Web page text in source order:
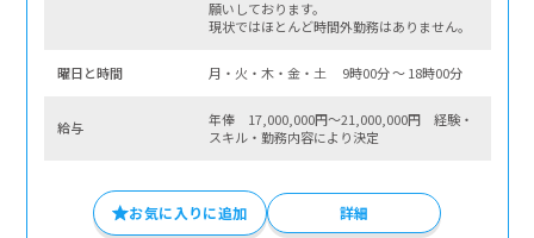
願いしております。
現状ではほとんど時間外勤務はありません。
曜⽇と時間 月・火・木・金・土 9時00分 〜 18時00分
給与
年俸 17,000,000円～21,000,000円 経験・
スキル・勤務内容により決定
お気に入りに追加 詳細